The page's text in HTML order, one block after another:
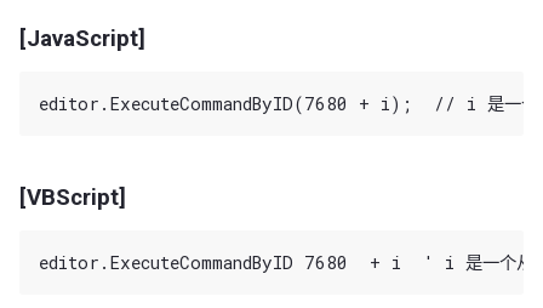
[JavaScript]
[VBScript]